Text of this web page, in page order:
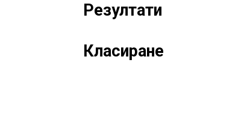
Резултати
Класиране